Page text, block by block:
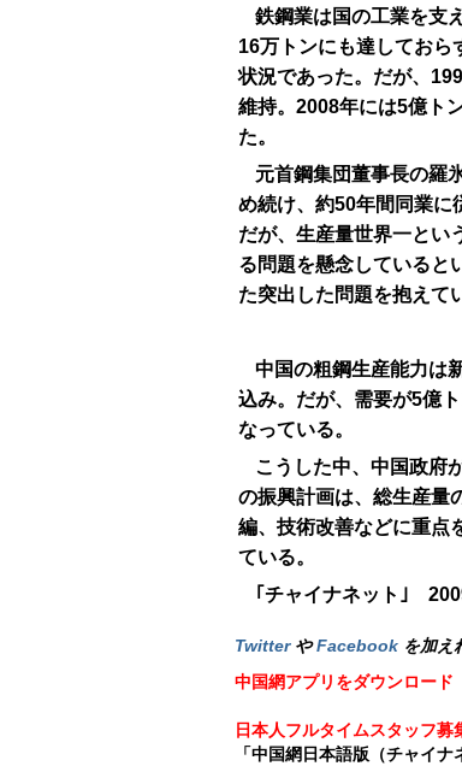
鉄鋼業は国の工業を支
16万トンにも達しておら
状況であった。だが、
維持。2008年には5億ト
た。
元首鋼集団董事長の羅
め続け、約50年間同業に
だが、生産量世界一とい
る問題を懸念していると
た突出した問題を抱えて
中国の粗鋼生産能力は
込み。だが、需要が5億
なっている。
こうした中、中国政府
の振興計画は、総生産量
編、技術改善などに重点
ている。
｢チャイナネット｣
Twitter やFacebook を加え
中国網アプリをダウンロード
日本人フルタイムスタッフ募
「中国網日本語版（チャイ